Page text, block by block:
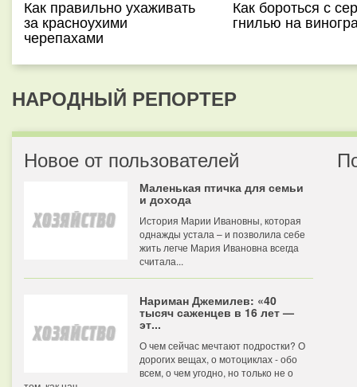
Как правильно ухаживать
за красноухими
черепахами
Как бороться с
гнилью на
НАРОДНЫЙ РЕПОРТЕР
Новое от пользователей
Маленькая птичка для семьи
и дохода
История Марии Ивановны, которая
однажды устала – и позволила себе
жить легче Мария Ивановна всегда
считала...
Нариман Джемилев: «40
тысяч саженцев в 16 лет —
эт...
О чем сейчас мечтают подростки? О
дорогих вещах, о мотоциклах - обо
всем, о чем угодно, но только не о